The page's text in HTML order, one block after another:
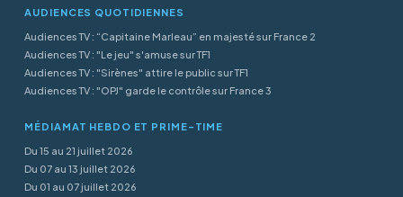
AUDIENCES QUOTIDIENNES
Audiences TV : “Capitaine Marleau” en majesté sur France 2
Audiences TV : "Le jeu" s'amuse sur TF1
Audiences TV : "Sirènes" attire le public sur TF1
Audiences TV : "OPJ" garde le contrôle sur France 3
MÉDIAMAT HEBDO ET PRIME-TIME
Du 15 au 21 juillet 2026
Du 07 au 13 juillet 2026
Du 01 au 07 juillet 2026